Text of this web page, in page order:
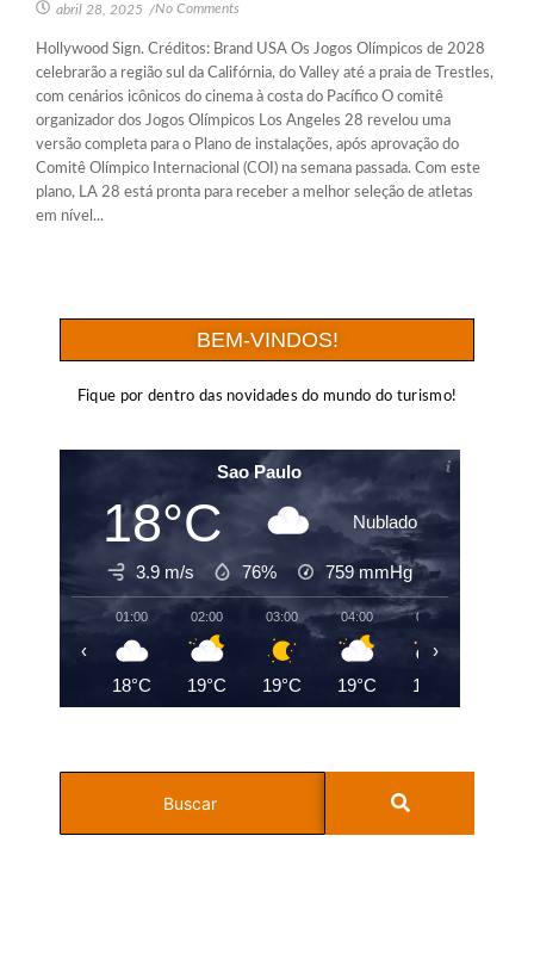
abril 28, 2025 /No Comments
Hollywood Sign. Créditos: Brand USA Os Jogos Olímpicos de 2028
celebrarão a região sul da Califórnia, do Valley até a praia de Trestles,
com cenários icônicos do cinema à costa do Pacífico O comitê
organizador dos Jogos Olímpicos Los Angeles 28 revelou uma
versão completa para o Plano de instalações, após aprovação do
Comitê Olímpico Internacional (COI) na semana passada. Com este
plano, LA 28 está pronta para receber a melhor seleção de atletas
em nível...
BEM-VINDOS!
Fique por dentro das novidades do mundo do turismo!
Sao Paulo
18°C Nublado
3.9 m/s 76% 759 mmHg
01:00
18°C
02:00
19°C
03:00
19°C
04:00
19°C
05:00
19°C
‹ ›